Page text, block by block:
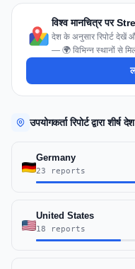
विश्व मानचित्र पर
देश के अनुसार रिपोर्ट देखें
— 🌍 विभिन्न स्थानों से
उपयोगकर्ता रिपोर्ट द्वारा शीर्ष देश
Germany
23 reports
United States
18 reports